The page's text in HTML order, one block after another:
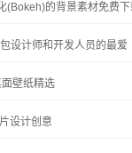
(Bokeh)的背景素材免费
设计师和开发人员的最爱
壁纸精选
设计创意